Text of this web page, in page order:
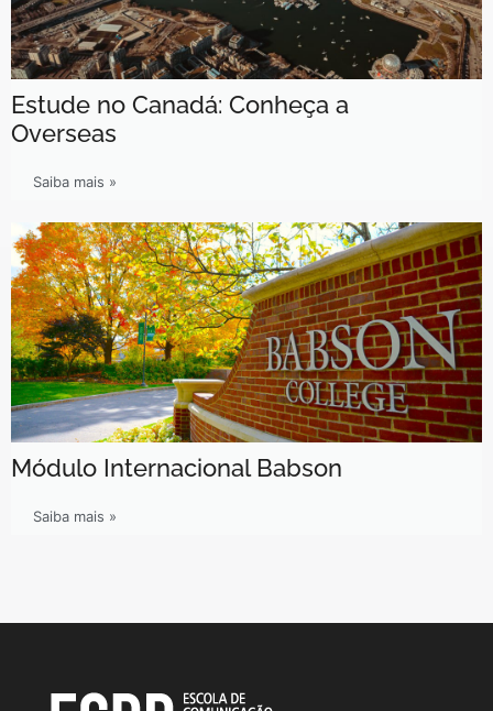
Estude no Canadá: Conheça a
Overseas
Saiba mais »
Módulo Internacional Babson
Saiba mais »